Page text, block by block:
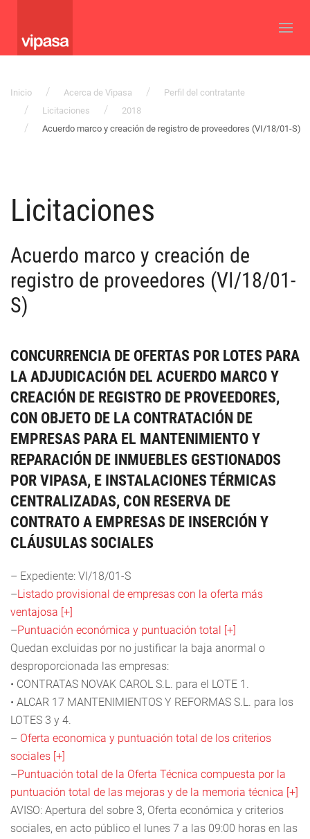
Inicio Acerca de Vipasa
Perfil del contratante
Licitaciones
2018
Acuerdo marco y creación de registro de proveedores (VI/18/01-S)
Licitaciones
Acuerdo marco y creación de
registro de proveedores (VI/18/01-
S)
CONCURRENCIA DE OFERTAS POR LOTES PARA
LA ADJUDICACIÓN DEL ACUERDO MARCO Y
CREACIÓN DE REGISTRO DE PROVEEDORES,
CON OBJETO DE LA CONTRATACIÓN DE
EMPRESAS PARA EL MANTENIMIENTO Y
REPARACIÓN DE INMUEBLES GESTIONADOS
POR VIPASA, E INSTALACIONES TÉRMICAS
CENTRALIZADAS, CON RESERVA DE
CONTRATO A EMPRESAS DE INSERCIÓN Y
CLÁUSULAS SOCIALES
– Expediente: VI/18/01-S
–Listado provisional de empresas con la oferta más
ventajosa [+]
–Puntuación económica y puntuación total [+]
Quedan excluidas por no justificar la baja anormal o
desproporcionada las empresas:
• CONTRATAS NOVAK CAROL S.L. para el LOTE 1.
• ALCAR 17 MANTENIMIENTOS Y REFORMAS S.L. para los
LOTES 3 y 4.
– Oferta economica y puntuación total de los criterios
sociales [+]
–Puntuación total de la Oferta Técnica compuesta por la
puntuación total de las mejoras y de la memoria técnica [+]
AVISO: Apertura del sobre 3, Oferta económica y criterios
sociales, en acto público el lunes 7 a las 09:00 horas en las